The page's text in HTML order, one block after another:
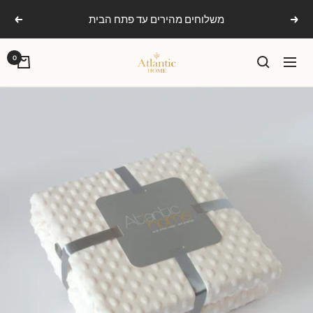
content
הקודם משלוחים מהירים עד פתח הבית הבא
ניווט
אטלנטיק
0